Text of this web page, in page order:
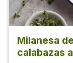
Milanesa
calabazas